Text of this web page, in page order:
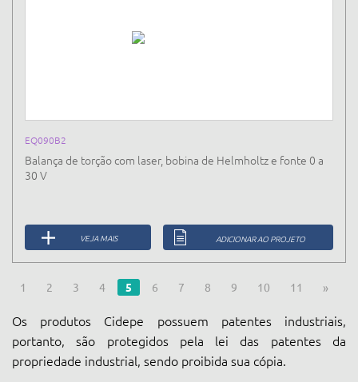
EQ090B2
Balança de torção com laser, bobina de Helmholtz e fonte 0 a
30 V
VEJA MAIS ADICIONAR AO PROJETO
1 2 3 4 5 6 7 8 9 10 11 »
Os produtos Cidepe possuem patentes industriais,
portanto, são protegidos pela lei das patentes da
propriedade industrial, sendo proibida sua cópia.